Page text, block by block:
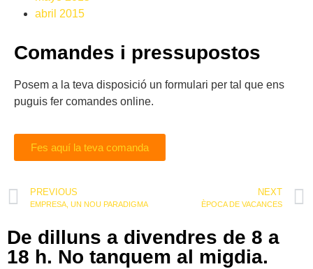
abril 2015
Comandes i pressupostos
Posem a la teva disposició un formulari per tal que ens
puguis fer comandes online.
Fes aquí la teva comanda
PREVIOUS
EMPRESA, UN NOU PARADIGMA
NEXT
ÈPOCA DE VACANCES
De dilluns a divendres de 8 a
18 h. No tanquem al migdia.